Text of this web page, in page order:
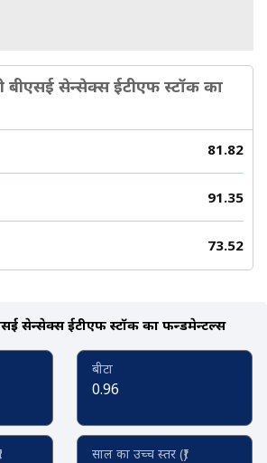
बीएसई सेन्सेक्स ईटीएफ स्टॉक का
81.82
91.35
73.52
सेन्सेक्स ईटीएफ स्टॉक का फन्डमेन्टल्स
बीटा
0.96
साल का उच्च स्तर (₹)